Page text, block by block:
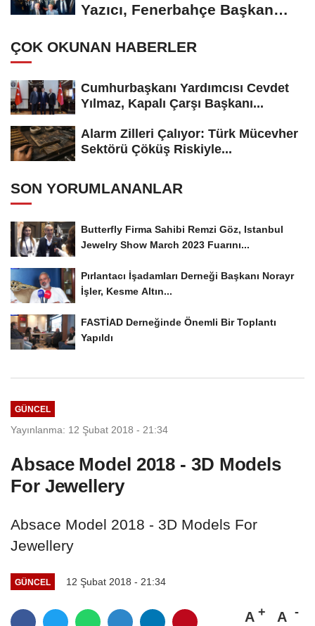
Yazıcı, Fenerbahçe Başkan
ÇOK OKUNAN HABERLER
Cumhurbaşkanı Yardımcısı Cevdet
Yılmaz, Kapalı Çarşı Başkanı...
Alarm Zilleri Çalıyor: Türk Mücevher
Sektörü Çöküş Riskiyle...
SON YORUMLANANLAR
Butterfly Firma Sahibi Remzi Göz, Istanbul
Jewelry Show March 2023 Fuarını...
Pırlantacı İşadamları Derneği Başkanı Norayr
İşler, Kesme Altın...
FASTİAD Derneğinde Önemli Bir Toplantı
Yapıldı
GÜNCEL
Yayınlanma: 12 Şubat 2018 - 21:34
Absace Model 2018 - 3D Models
For Jewellery
Absace Model 2018 - 3D Models For
Jewellery
GÜNCEL 12 Şubat 2018 - 21:34
A A